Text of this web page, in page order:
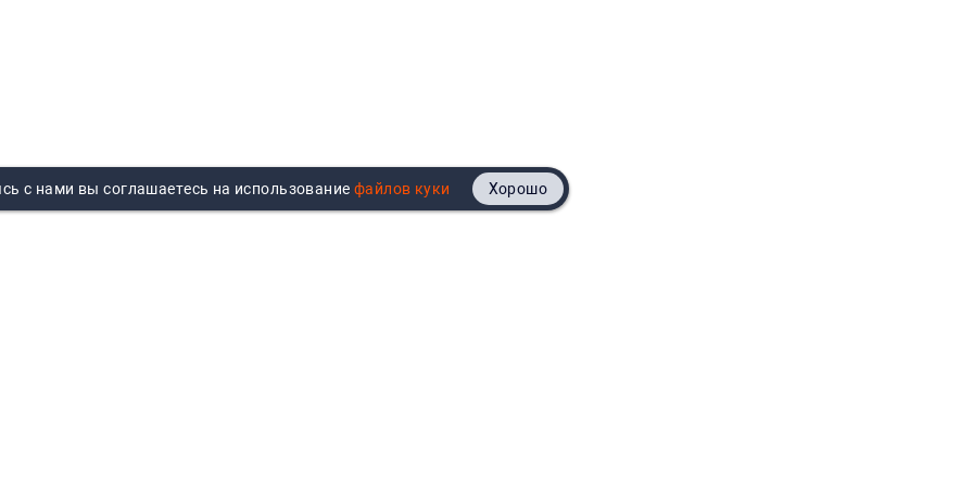
с нами вы соглашаетесь на использование Хорошо